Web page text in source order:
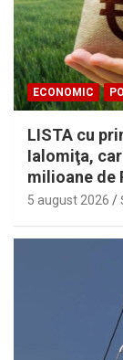
ECONOMIC
LISTA cu
Ialomiţa,
milioane de
5 august 2026